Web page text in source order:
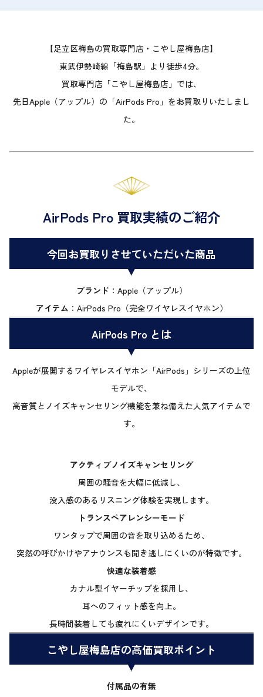
【足立区梅島の買取専門店・こやし屋梅島店】
東武伊勢崎線「梅島駅」より徒歩4分。
買取専門店「こやし屋梅島店」では、
先日Apple（アップル）の「AirPods Pro」をお買取りいたしまし
た。
AirPods Pro 買取実績のご紹介
今回お買取りさせていただいた商品
ブランド ：Apple（アップル）
アイテム ：AirPods Pro（完全ワイヤレスイヤホン）
AirPods Pro とは
Appleが展開するワイヤレスイヤホン「AirPods」シリーズの上位
モデルで、
高音質とノイズキャンセリング機能を兼ね備えた人気アイテムで
す。
アクティブノイズキャンセリング
周囲の騒音を大幅に低減し、
没入感のあるリスニング体験を実現します。
トランスペアレンシーモード
ワンタップで周囲の音を取り込めるため、
突然の呼びかけやアナウンスも聞き逃しにくいのが特徴です。
快適な装着感
カナル型イヤーチップを採用し、
耳へのフィット感を向上。
長時間装着しても疲れにくいデザインです。
こやし屋梅島店の高価買取ポイント
付属品の有無